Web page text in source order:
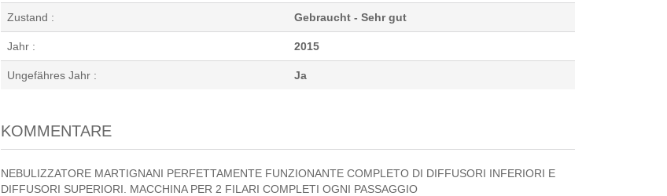
Zustand : Gebraucht - Sehr gut
Jahr : 2015
Ungefähres Jahr : Ja
KOMMENTARE
NEBULIZZATORE MARTIGNANI PERFETTAMENTE FUNZIONANTE COMPLETO DI DIFFUSORI INFERIORI E
DIFFUSORI SUPERIORI. MACCHINA PER 2 FILARI COMPLETI OGNI PASSAGGIO